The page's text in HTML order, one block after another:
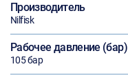
Производитель
Nilfisk
Рабочее давление (бар)
105 бар